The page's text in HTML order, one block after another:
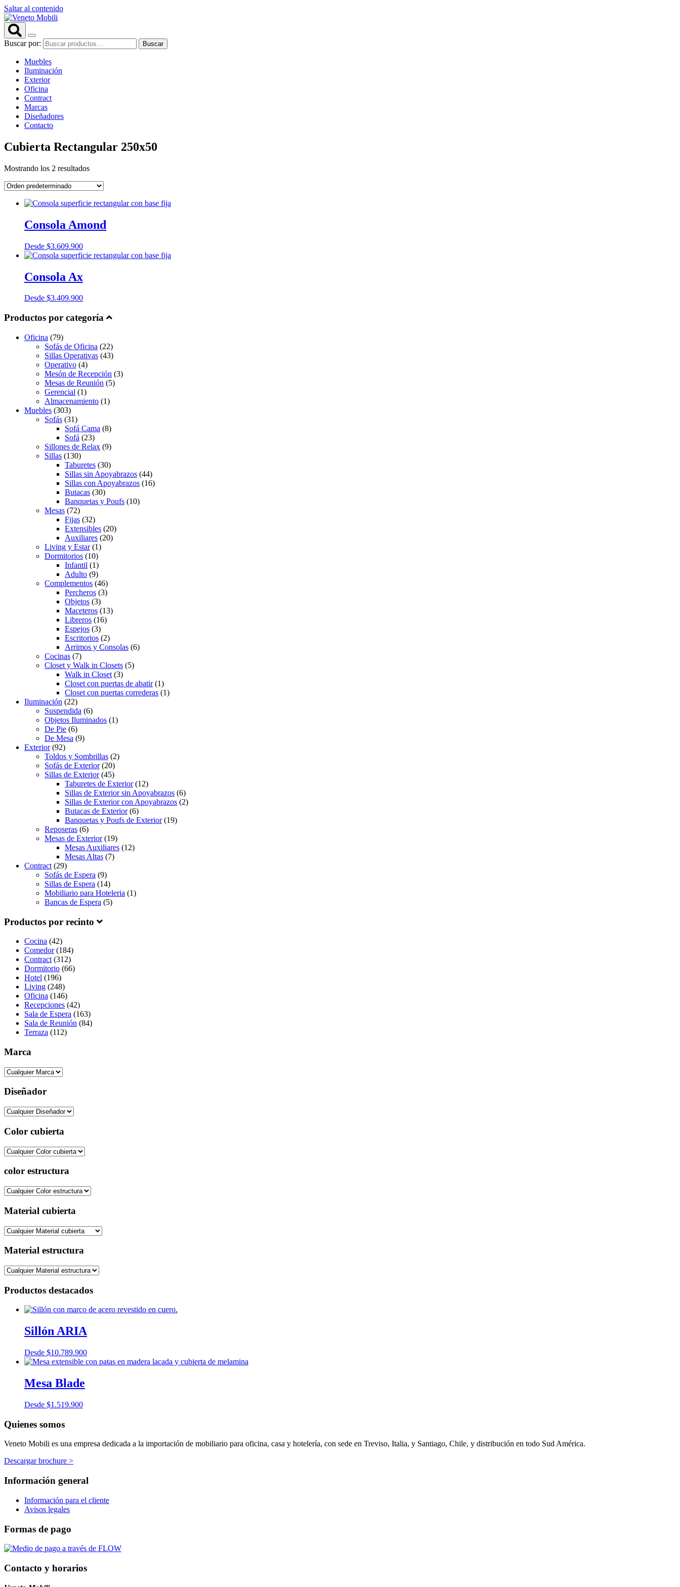
Saltar al contenido
Buscar por: Buscar
Muebles
Iluminación
Exterior
Oficina
Contract
Marcas
Diseñadores
Contacto
Cubierta Rectangular 250x50
Mostrando los 2 resultados
Consola Amond
Desde $3.609.900
Consola Ax
Desde $3.409.900
Productos por categoría
Oficina (79)
Sofás de Oficina (22)
Sillas Operativas (43)
Operativo (4)
Mesón de Recepción (3)
Mesas de Reunión (5)
Gerencial (1)
Almacenamiento (1)
Muebles (303)
Sofás (31)
Sofá Cama (8)
Sofá (23)
Sillones de Relax (9)
Sillas (130)
Taburetes (30)
Sillas sin Apoyabrazos (44)
Sillas con Apoyabrazos (16)
Butacas (30)
Banquetas y Poufs (10)
Mesas (72)
Fijas (32)
Extensibles (20)
Auxiliares (20)
Living y Estar(1)
Dormitorios (10)
Infantil (1)
Adulto (9)
Complementos (46)
Percheros (3)
Objetos (3)
Maceteros (13)
Libreros (16)
Espejos (3)
Escritorios (2)
Arrimos y Consolas (6)
Cocinas (7)
Closet y Walk in Closets (5)
Walk in Closet (3)
Closet con puertas de abatir(1)
Closet con puertas correderas (1)
Iluminación (22)
Suspendida (6)
Objetos Iluminados (1)
De Pie (6)
De Mesa (9)
Exterior(92)
Toldos y Sombrillas (2)
Sofás de Exterior(20)
Sillas de Exterior(45)
Taburetes de Exterior(12)
Sillas de Exterior sin Apoyabrazos (6)
Sillas de Exterior con Apoyabrazos (2)
Butacas de Exterior(6)
Banquetas y Poufs de Exterior(19)
Reposeras (6)
Mesas de Exterior(19)
Mesas Auxiliares (12)
Mesas Altas (7)
Contract (29)
Sofás de Espera (9)
Sillas de Espera (14)
Mobiliario para Hoteleria (1)
Bancas de Espera (5)
Productos por recinto
Cocina (42)
Comedor(184)
Contract (312)
Dormitorio (66)
Hotel (196)
Living (248)
Oficina (146)
Recepciones (42)
Sala de Espera (163)
Sala de Reunión (84)
Terraza (112)
Marca
Diseñador
Color cubierta
color estructura
Material cubierta
Material estructura
Productos destacados
Sillón ARIA
Desde $10.789.900
Mesa Blade
Desde $1.519.900
Quienes somos
Veneto Mobili es una empresa dedicada a la importación de mobiliario para oficina, casa y hotelería, con sede en Treviso, Italia, y Santiago, Chile, y distribución en todo Sud América.
Descargar brochure >
Información general
Información para el cliente
Avisos legales
Formas de pago
Contacto y horarios